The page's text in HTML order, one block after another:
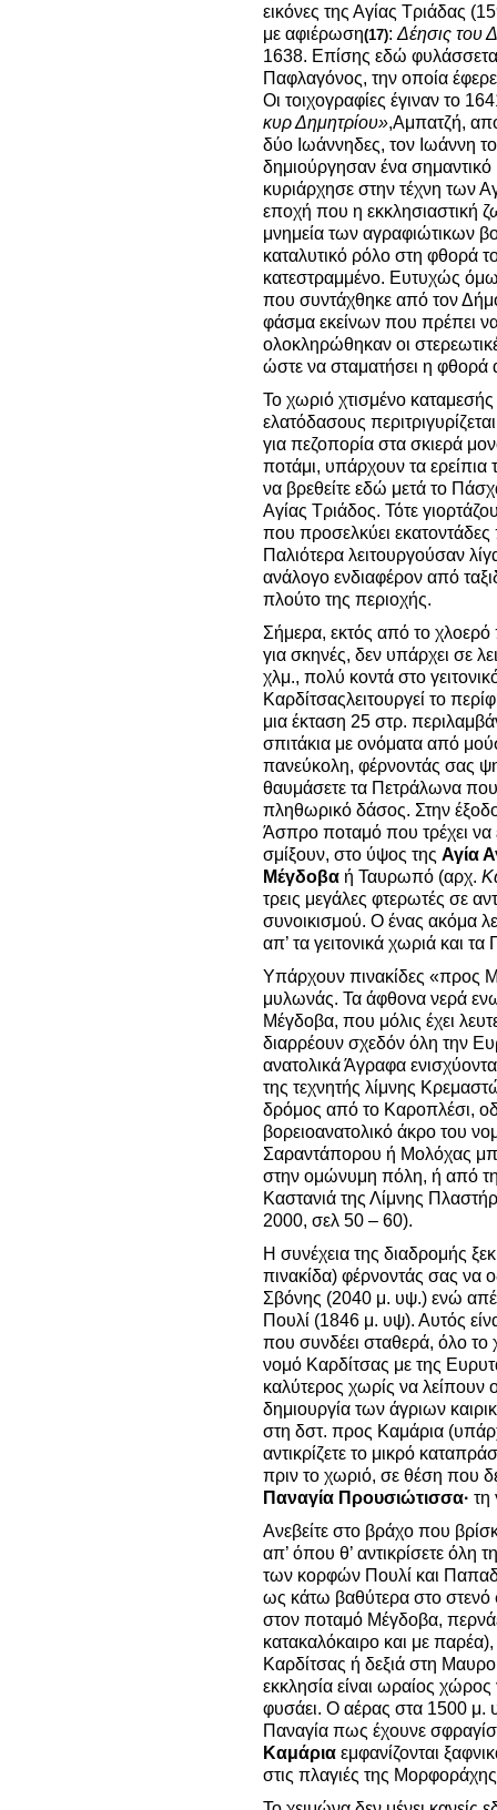
εικόνες της Αγίας Τριάδας
με αφιέρωση(17): Δέησις του
1638. Επίσης εδώ
Παφλαγόνος, την οποία
Οι τοιχογραφίες έγιναν το
κυρ Δημητρίου»,Αμπατζή,
δύο Ιωάννηδες, τον Ιωάννη
δημιούργησαν ένα σημαντικό
κυριάρχησε στην τέχνη των
εποχή που η εκκλησιαστική
μνημεία των αγραφιώτικων
καταλυτικό ρόλο στη φθορά
κατεστραμμένο. Ευτυχώς
που συντάχθηκε από τον
φάσμα εκείνων που πρέπει να
ολοκληρώθηκαν οι
ώστε να σταματήσει η φθορά
Το χωριό χτισμένο
ελατόδασους
για πεζοπορία στα σκιερά
ποτάμι, υπάρχουν τα ερείπια
να βρεθείτε εδώ μετά το
Αγίας Τριάδος. Τότε
που προσελκύει
Παλιότερα λειτουργούσαν
ανάλογο ενδιαφέρον από
πλούτο της περιοχής.
Σήμερα, εκτός από το
για σκηνές, δεν υπάρχει σε
χλμ., πολύ κοντά στο
Καρδίτσαςλειτουργεί το
μια έκταση 25 στρ.
σπιτάκια με ονόματα από
πανεύκολη, φέρνοντάς σας
θαυμάσετε τα Πετράλωνα που
πληθωρικό δάσος. Στην
Άσπρο ποταμό που τρέχει να
σμίξουν, στο ύψος της Αγία
Μέγδοβα ή Ταυρωπό (αρχ.
τρεις μεγάλες φτερωτές σε
συνοικισμού. Ο ένας ακόμα
απ’ τα γειτονικά χωριά και
Υπάρχουν πινακίδες «προς
μυλωνάς. Τα άφθονα νερά
Μέγδοβα, που μόλις έχει
διαρρέουν σχεδόν όλη την
ανατολικά Άγραφα
της τεχνητής λίμνης
δρόμος από το Καροπλέσι,
βορειοανατολικό άκρο του
Σαραντάπορου ή Μολόχας
στην ομώνυμη πόλη, ή από
Καστανιά της Λίμνης
2000, σελ 50 – 60).
Η συνέχεια της διαδρομής
πινακίδα) φέρνοντάς σας να
Σβόνης (2040 μ. υψ.) ενώ
Πουλί (1846 μ. υψ). Αυτός
που συνδέει σταθερά, όλο το
νομό Καρδίτσας με της
καλύτερος χωρίς να λείπουν
δημιουργία των άγριων
στη δστ. προς Καμάρια
αντικρίζετε το μικρό
πριν το χωριό, σε θέση που
Παναγία Προυσιώτισσα· τη
Ανεβείτε στο βράχο που
απ’ όπου θ’ αντικρίσετε όλη
των κορφών Πουλί και
ως κάτω βαθύτερα στο στενό
στον ποταμό Μέγδοβα,
κατακαλόκαιρο και με
Καρδίτσας ή δεξιά στη
εκκλησία είναι ωραίος
φυσάει. Ο αέρας στα 1500 μ.
Παναγία πως έχουνε
Καμάρια εμφανίζονται
στις πλαγιές της